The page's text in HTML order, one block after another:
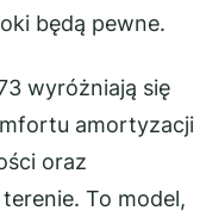
będą pewne.
wyróżniają się
amortyzacji
oraz
To model,